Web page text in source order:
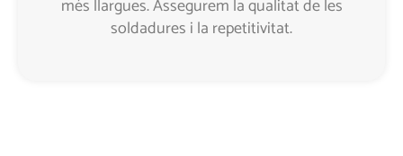
més llargues. Assegurem la qualitat de les
soldadures i la repetitivitat.